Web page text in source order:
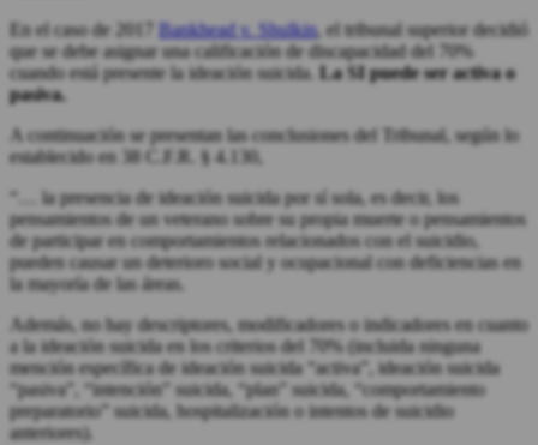
En el caso de 2017 Bankhead v. Shulkin, el tribunal superior decidió
que se debe asignar una calificación de discapacidad del 70%
cuando está presente la ideación suicida. La SI puede ser activa o
pasiva.
A continuación se presentan las conclusiones del Tribunal, según lo
establecido en 38 C.F.R. § 4.130,
“… la presencia de ideación suicida por sí sola, es decir, los
pensamientos de un veterano sobre su propia muerte o pensamientos
de participar en comportamientos relacionados con el suicidio,
pueden causar un deterioro social y ocupacional con deficiencias en
la mayoría de las áreas.
Además, no hay descriptores, modificadores o indicadores en cuanto
a la ideación suicida en los criterios del 70% (incluida ninguna
mención específica de ideación suicida “activa”, ideación suicida
“pasiva”, “intención” suicida, “plan” suicida, “comportamiento
preparatorio” suicida, hospitalización o intentos de suicidio
anteriores).